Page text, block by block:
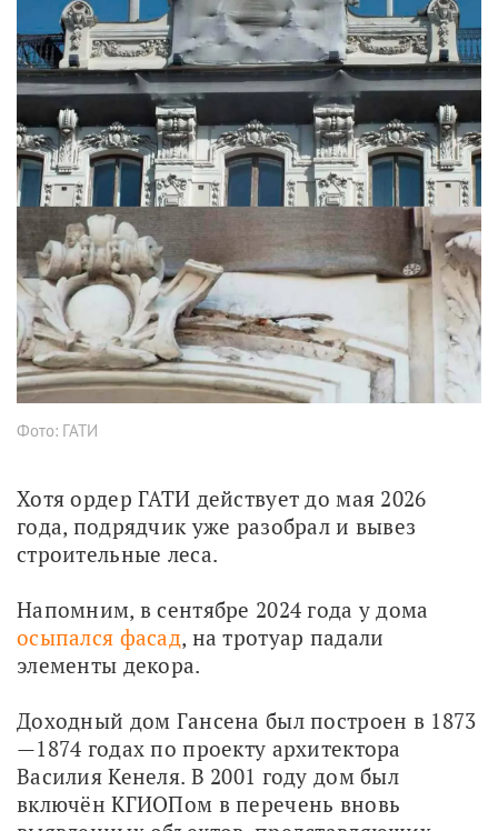
Фото: ГАТИ
Хотя ордер ГАТИ действует до мая 2026
года, подрядчик уже разобрал и вывез
строительные леса.
осыпался фасад, на тротуар падали
элементы декора.
Доходный дом Гансена был построен в 1873
—1874 годах по проекту архитектора
Василия Кенеля. В 2001 году дом был
включён КГИОПом в перечень вновь